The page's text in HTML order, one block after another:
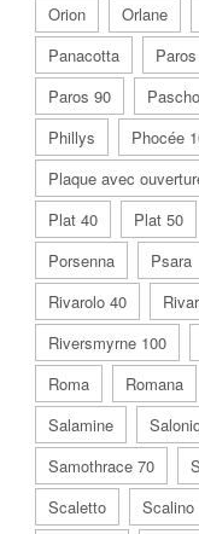
Orion
Orlane
Panacotta
Paros 90
Phillys
Phocée
Plaque avec
Plat 40
Plat 50
Porsenna
Psara
Rivarolo 40
Riversmyrne 100
Roma
Romana
Salamine
Samothrace 70
Scaletto
Scalino